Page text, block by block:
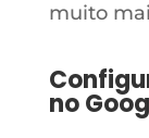
muito
no